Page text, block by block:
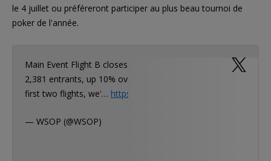
le 4 juillet ou préféreront participer au plus beau tournoi de
poker de l'année.
Main Event Flight B closes registration with
2,381 entrants, up 10% over last year. Through
first two flights, we'… https://t.co/KurJnyN1Zy
— WSOP (@WSOP)